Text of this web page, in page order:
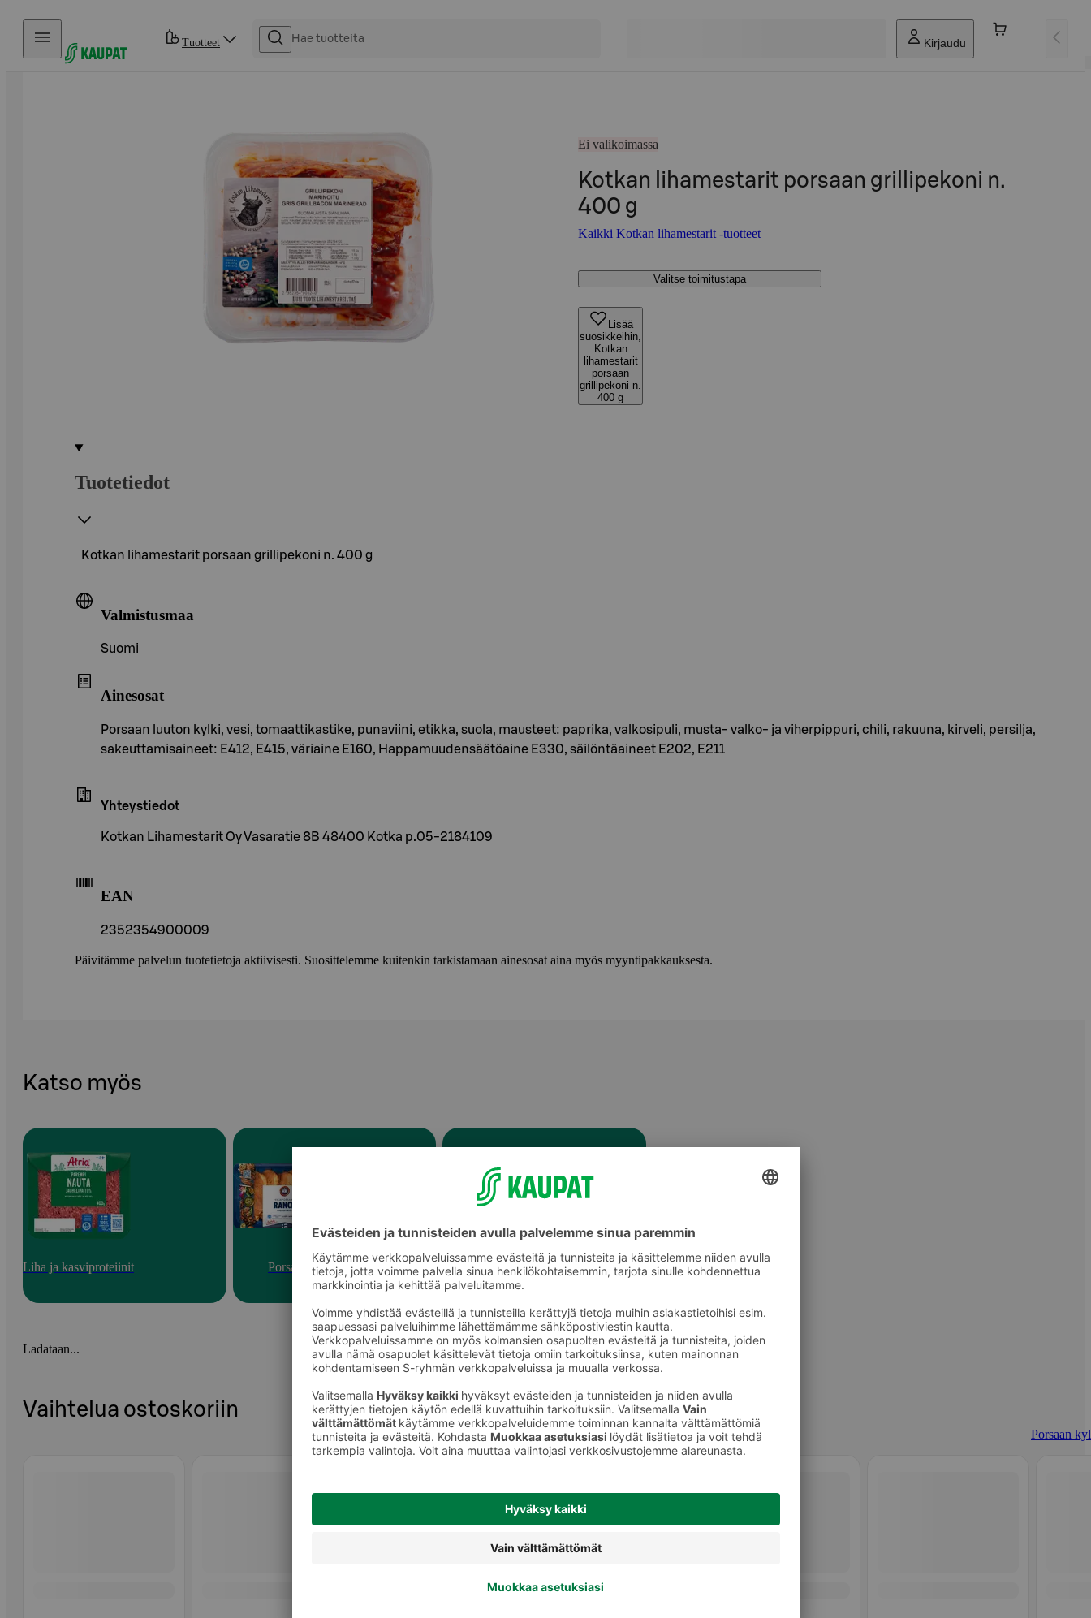
Hyppää sisältöön
Tuotteet Kirjaudu
Ei valikoimassa
Kotkan lihamestarit porsaan grillipekoni n.
400 g
Kaikki Kotkan lihamestarit -tuotteet
Valitse toimitustapa
Lisää
suosikkeihin,
Kotkan
lihamestarit
porsaan
grillipekoni n.
400 g
Tuotetiedot
Kotkan lihamestarit porsaan grillipekoni n. 400 g
Valmistusmaa
Suomi
Ainesosat
Porsaan luuton kylki, vesi, tomaattikastike, punaviini, etikka, suola, mausteet: paprika, valkosipuli, musta- valko- ja viherpippuri, chili, rakuuna, kirveli, persilja,
sakeuttamisaineet: E412, E415, väriaine E160, Happamuudensäätöaine E330, säilöntäaineet E202, E211
Yhteystiedot
Kotkan Lihamestarit Oy Vasaratie 8B 48400 Kotka p.05-2184109
EAN
2352354900009
Päivitämme palvelun tuotetietoja aktiivisesti. Suosittelemme kuitenkin tarkistamaan ainesosat aina myös myyntipakkauksesta.
Katso myös
Liha ja kasviproteiinit Porsas Porsaan kylki
Ladataan...
Vaihtelua ostoskoriin
Porsaan